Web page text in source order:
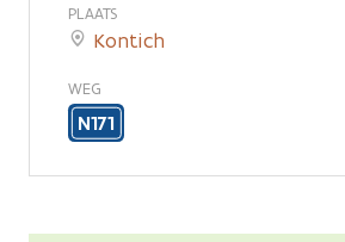
PLAATS
Kontich
WEG
N171